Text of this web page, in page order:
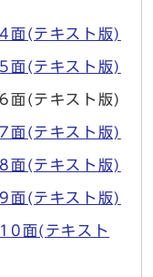
(テキスト版)
(テキスト版)
(テキスト版)
(テキスト版)
(テキスト版)
(テキスト版)
面(テキスト